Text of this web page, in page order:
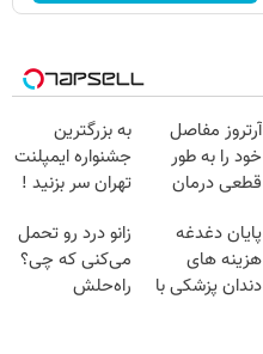
آرتروز مفاصل
خود را به طور
قطعی درمان
◂پرسش‌نامه▸
به بزرگترین
جشنواره ایمپلنت
تهران سر بزنید !
میلیون !
پایان دغدغه
هزینه های
دندان پزشکی با
زانو درد رو تحمل
می‌کنی که چی؟
راه‌حلش